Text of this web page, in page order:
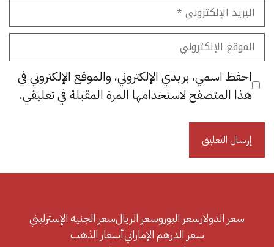
البريد
الإلكتروني
الموقع
الإلكتروني
احفظ اسمي، بريدي الإلكتروني، والموقع الإلكتروني في
هذا المتصفح لاستخدامها المرة المقبلة في تعليقي.
سعر الدولارسعر اليوروسعر الريالسعر الجنيه الإسترليني
سعر الدرهم الإماراتيأسعار الذهب